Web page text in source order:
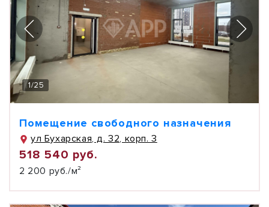
1/25
Помещение свободного назначения
ул Бухарская, д. 32, корп. 3
518 540 руб.
2 200 руб./м²